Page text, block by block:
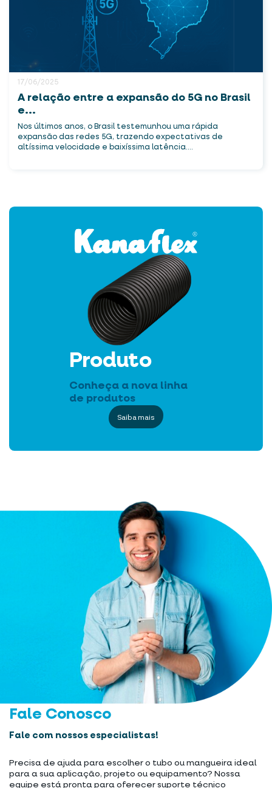
17/06/2025
A relação entre a expansão do 5G no Brasil
e...
Nos últimos anos, o Brasil testemunhou uma rápida
expansão das redes 5G, trazendo expectativas de
altíssima velocidade e baixíssima latência....
Produto
Conheça a nova linha
de produtos
Saiba mais
Fale Conosco
Fale com nossos especialistas!
Precisa de ajuda para escolher o tubo ou mangueira ideal
para a sua aplicação, projeto ou equipamento? Nossa
equipe está pronta para oferecer suporte técnico